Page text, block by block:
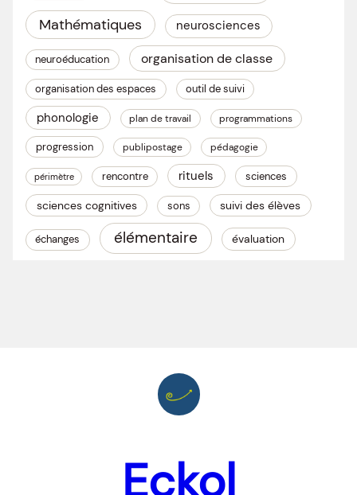
Mathématiques neurosciences
neuroéducation organisation de classe
organisation des espaces outil de suivi
phonologie plan de travail programmations
progression publipostage pédagogie
périmètre rencontre rituels sciences
sciences cognitives sons suivi des élèves
échanges élémentaire évaluation
Eckol